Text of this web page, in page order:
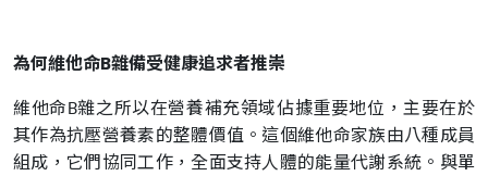
為何維他命B雜備受健康追求者推崇
維他命B雜之所以在營養補充領域佔據重要地位，主要在於
其作為抗壓營養素的整體價值。這個維他命家族由八種成員
組成，它們協同工作，全面支持人體的能量代謝系統。與單